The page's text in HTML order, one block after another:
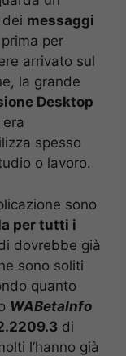
messaggi
per
arrivato sul
la grande
Desktop
era
spesso
o lavoro.
sono
per tutti i
dovrebbe già
sono soliti
quanto
WABetaInfo
di
l’hanno già